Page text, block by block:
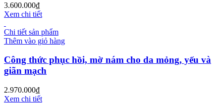
3.600.000₫
Xem chi tiết
Chi tiết sản phẩm
Thêm vào giỏ hàng
Công thức phục hồi, mờ nám cho da mỏng, yếu và
giãn mạch
2.970.000₫
Xem chi tiết